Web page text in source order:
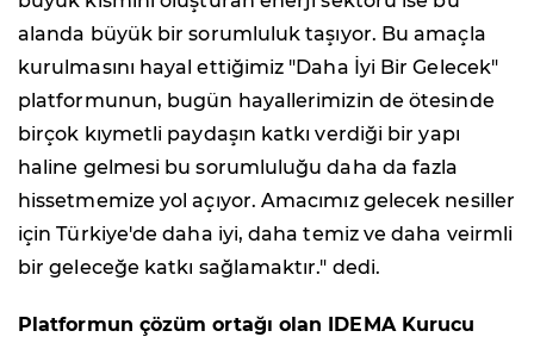
alanda büyük bir sorumluluk taşıyor. Bu amaçla
kurulmasını hayal ettiğimiz "Daha İyi Bir Gelecek"
platformunun, bugün hayallerimizin de ötesinde
birçok kıymetli paydaşın katkı verdiği bir yapı
haline gelmesi bu sorumluluğu daha da fazla
hissetmemize yol açıyor. Amacımız gelecek nesiller
için Türkiye'de daha iyi, daha temiz ve daha veirmli
bir geleceğe katkı sağlamaktır." dedi.
Platformun çözüm ortağı olan IDEMA Kurucu